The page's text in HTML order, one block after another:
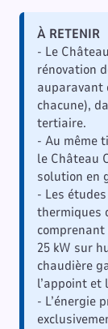
À RETENIR
- Le
rénovation
auparavant
chacune),
tertiaire.
- Au même
le Château
solution en
- Les
thermiques
25 kW sur
chaudière
l’appoint et
- L’énergie